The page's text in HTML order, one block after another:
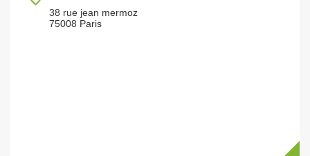
38 rue jean mermoz
75008 Paris